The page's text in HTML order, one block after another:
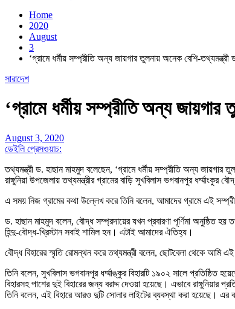
Home
2020
August
3
‘গ্রামে ধর্মীয় সম্প্রীতি অন্য জায়গার তুলনায় অনেক বেশি-তথ্যমন্ত্রী
সারাদেশ
‘গ্রামে ধর্মীয় সম্প্রীতি অন্য
August 3, 2020
ডেইলি প্রেসওয়াচ:
তথ্যমন্ত্রী ড. হাছান মাহমুদ বলেছেন, ‘গ্রামে ধর্মীয় সম্প্রীতি অন্য জায়গার
রাঙ্গুনিয়া উপজেলায় তথ্যমন্ত্রীর গ্রামের বাড়ি সুখবিলাস ভগবানপুর ধর্ম্মাংকুর
এ সময় নিজ গ্রামের কথা উল্লেখ করে তিনি বলেন, আমাদের গ্রামে এই
ড. হাছান মাহমুদ বলেন, বৌদ্ধ সম্প্রদায়ের যখন প্রবারণা পূর্ণিমা
হিন্দু-বৌদ্ধ-খ্রিস্টান সবাই শামিল হন। এটাই আমাদের ঐতিহ্য।
বৌদ্ধ বিহারের স্মৃতি রোমন্থন করে তথ্যমন্ত্রী বলেন, ছোটবেলা থেকে আমি
তিনি বলেন, সুখবিলাস ভগবানপুর ধর্ম্মাঙ্কুর বিহারটি ১৯০২ সালে
বিহারসহ পাশের দুই বিহারের জন্য বরাদ্দ দেওয়া হয়েছে। এভাবে রাঙ্গুনিয়ার
তিনি বলেন, এই বিহারে আরও দুটি সোলার লাইটের ব্যবস্থা করা হয়েছে।